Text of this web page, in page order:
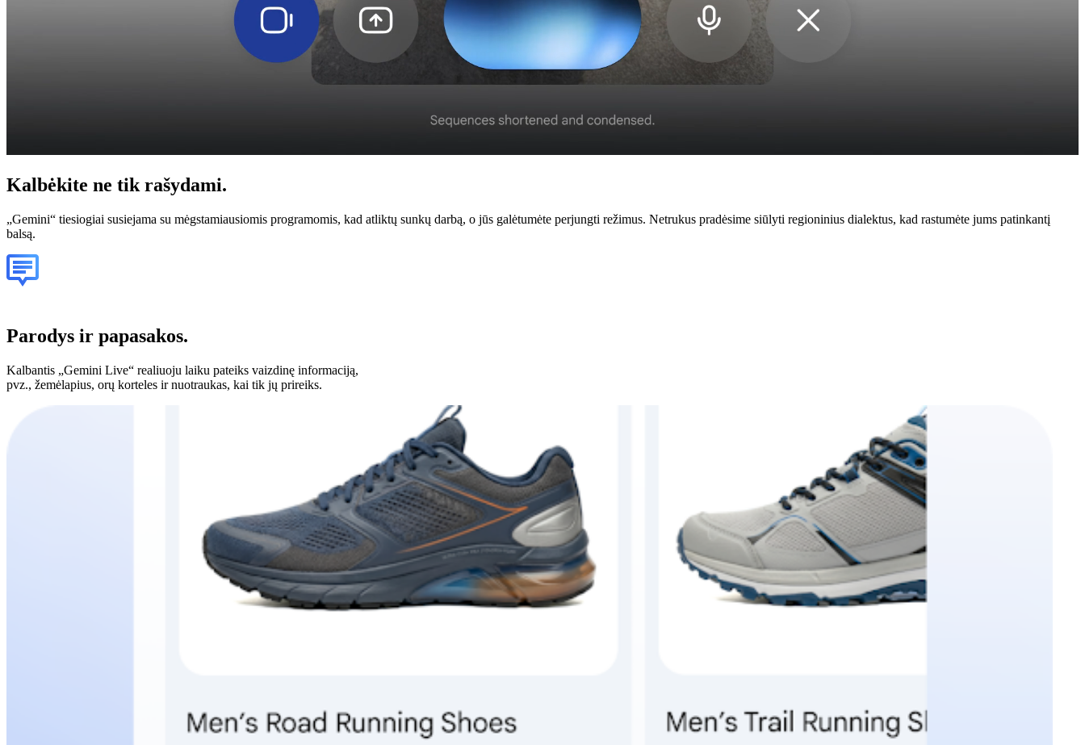
Kalbėkite ne tik rašydami.
„Gemini“ tiesiogiai susiejama su mėgstamiausiomis programomis, kad atliktų sunkų darbą, o jūs galėtumėte perjungti režimus. Netrukus pradėsime siūlyti regioninius dialektus, kad rastumėte jums patinkantį
balsą.
Parodys ir papasakos.
Kalbantis „Gemini Live“ realiuoju laiku pateiks vaizdinę informaciją,
pvz., žemėlapius, orų korteles ir nuotraukas, kai tik jų prireiks.